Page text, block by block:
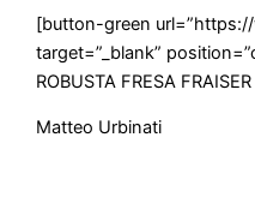
[button-green
target=”_blank”
ROBUSTA FRESA
Matteo Urbinati